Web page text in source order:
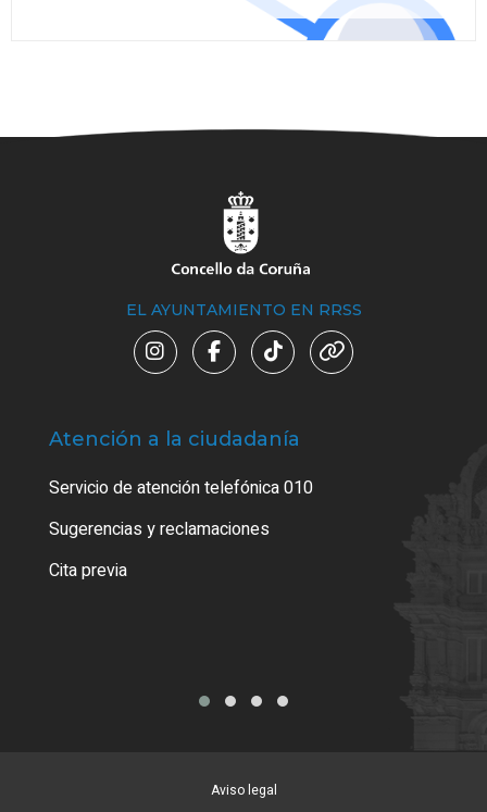
EL AYUNTAMIENTO EN RRSS
Atención a la ciudadanía
Servicio de atención telefónica 010
Sugerencias y reclamaciones
Cita previa
Aviso legal